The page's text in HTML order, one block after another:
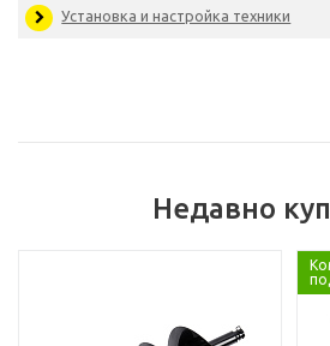
Недавно